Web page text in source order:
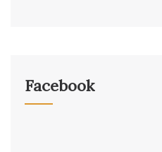
Facebook